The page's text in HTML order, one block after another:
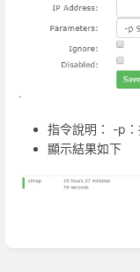
指令說明： -p
顯示結果如下